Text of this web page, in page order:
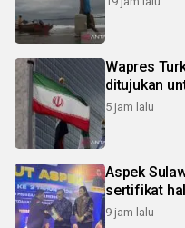
Wapres
ditujukan
5 jam lalu
Aspek
sertifikat
9 jam lalu